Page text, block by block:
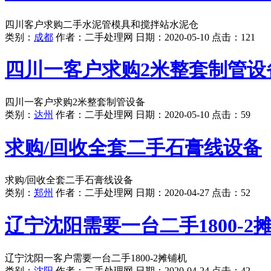
四川客户求购二手水泥管模具和搅拌站水泥仓
类别： 成都 作者： 二手处理网 日期： 2020-05-10 点击： 121
四川一客户求购2米整套制管设
四川一客户求购2米整套制管设备
类别： 达州 作者： 二手处理网 日期： 2020-05-10 点击： 59
求购/回收全套二手石膏线设备
求购/回收全套二手石膏线设备
类别： 郑州 作者： 二手处理网 日期： 2020-04-27 点击： 52
辽宁沈阳需要一台二手1800-2
辽宁沈阳一客户需要一台二手1800-2摊铺机